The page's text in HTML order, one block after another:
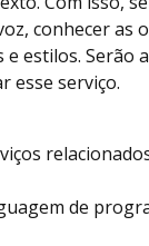
conhecer as
estilos. Serão
esse serviço.
de